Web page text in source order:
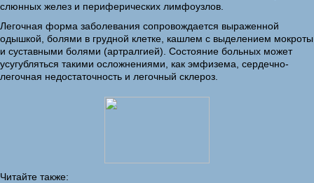
слюнных желез и периферических лимфоузлов.
Легочная форма заболевания сопровождается выраженной
одышкой, болями в грудной клетке, кашлем с выделением мокроты
и суставными болями (артралгией). Состояние больных может
усугубляться такими осложнениями, как эмфизема, сердечно-
легочная недостаточность и легочный склероз.
Читайте также: